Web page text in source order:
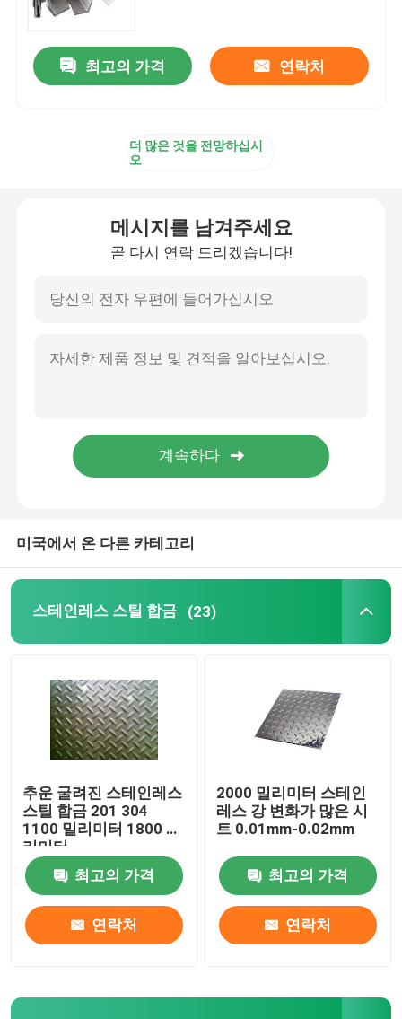
스테인레스 강 코일재
스테인레스 스틸 로드 바
스테인레스 강 튜브관
합금 강 스트립
알루미늄 코일
알루미늄바
최고의 가격 연락처
더 많은 것을 전망하십시
오
메시지를 남겨주세요
곧 다시 연락 드리겠습니다!
미국에서 온 다른 카테고리
스테인레스 스틸 합금 (23)
추운 굴려진 스테인레스
스틸 합금 201 304
1100 밀리미터 1800 밀
리미터
최고의 가격
연락처
2000 밀리미터 스테인
레스 강 변화가 많은 시
트 0.01mm-0.02mm
최고의 가격
연락처